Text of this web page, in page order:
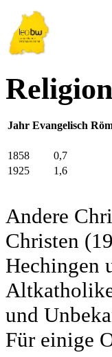
Jahr Evangelisch
1858
0,7
1925
1,6
Andere
Christen
Hechingen
und
Für einige